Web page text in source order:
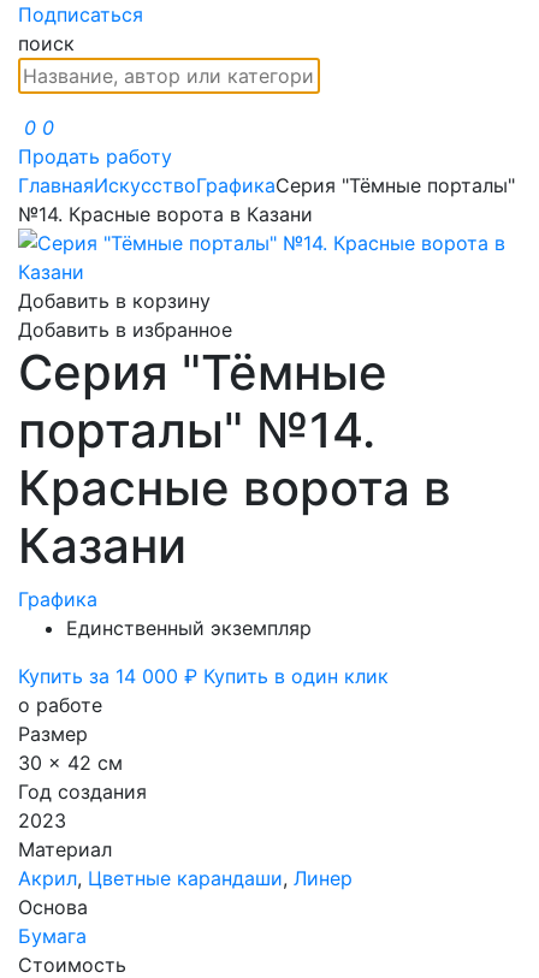
Подписаться
поиск
0 0
Продать работу
ГлавнаяИскусствоГрафикаСерия "Тёмные порталы"
№14. Красные ворота в Казани
Добавить в корзину
Добавить в избранное
Серия "Тёмные
порталы" №14.
Красные ворота в
Казани
Графика
Единственный экземпляр
Купить за 14 000 ₽ Купить в один клик
о работе
Размер
30 x 42 см
Год создания
2023
Материал
Акрил, Цветные карандаши, Линер
Основа
Бумага
Стоимость